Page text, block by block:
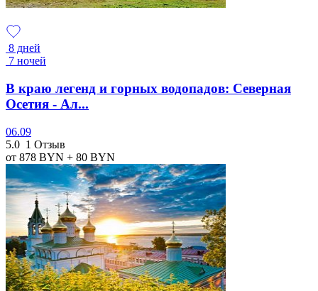
8 дней
7 ночей
В краю легенд и горных водопадов: Северная
Осетия - Ал...
06.09
5.0 1 Отзыв
от 878 BYN + 80 BYN